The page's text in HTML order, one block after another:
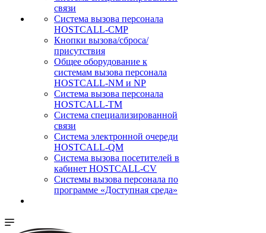
связи
Cистема вызова персонала
HOSTCALL-CMP
Кнопки вызова/сброса/
присутствия
Общее оборудование к
системам вызова персонала
HOSTCALL-NM и NP
Система вызова персонала
HOSTCALL-TM
Система специализированной
связи
Система электронной очереди
HOSTCALL-QM
Cистема вызова посетителей в
кабинет HOSTCALL-CV
Системы вызова персонала по
программе «Доступная среда»